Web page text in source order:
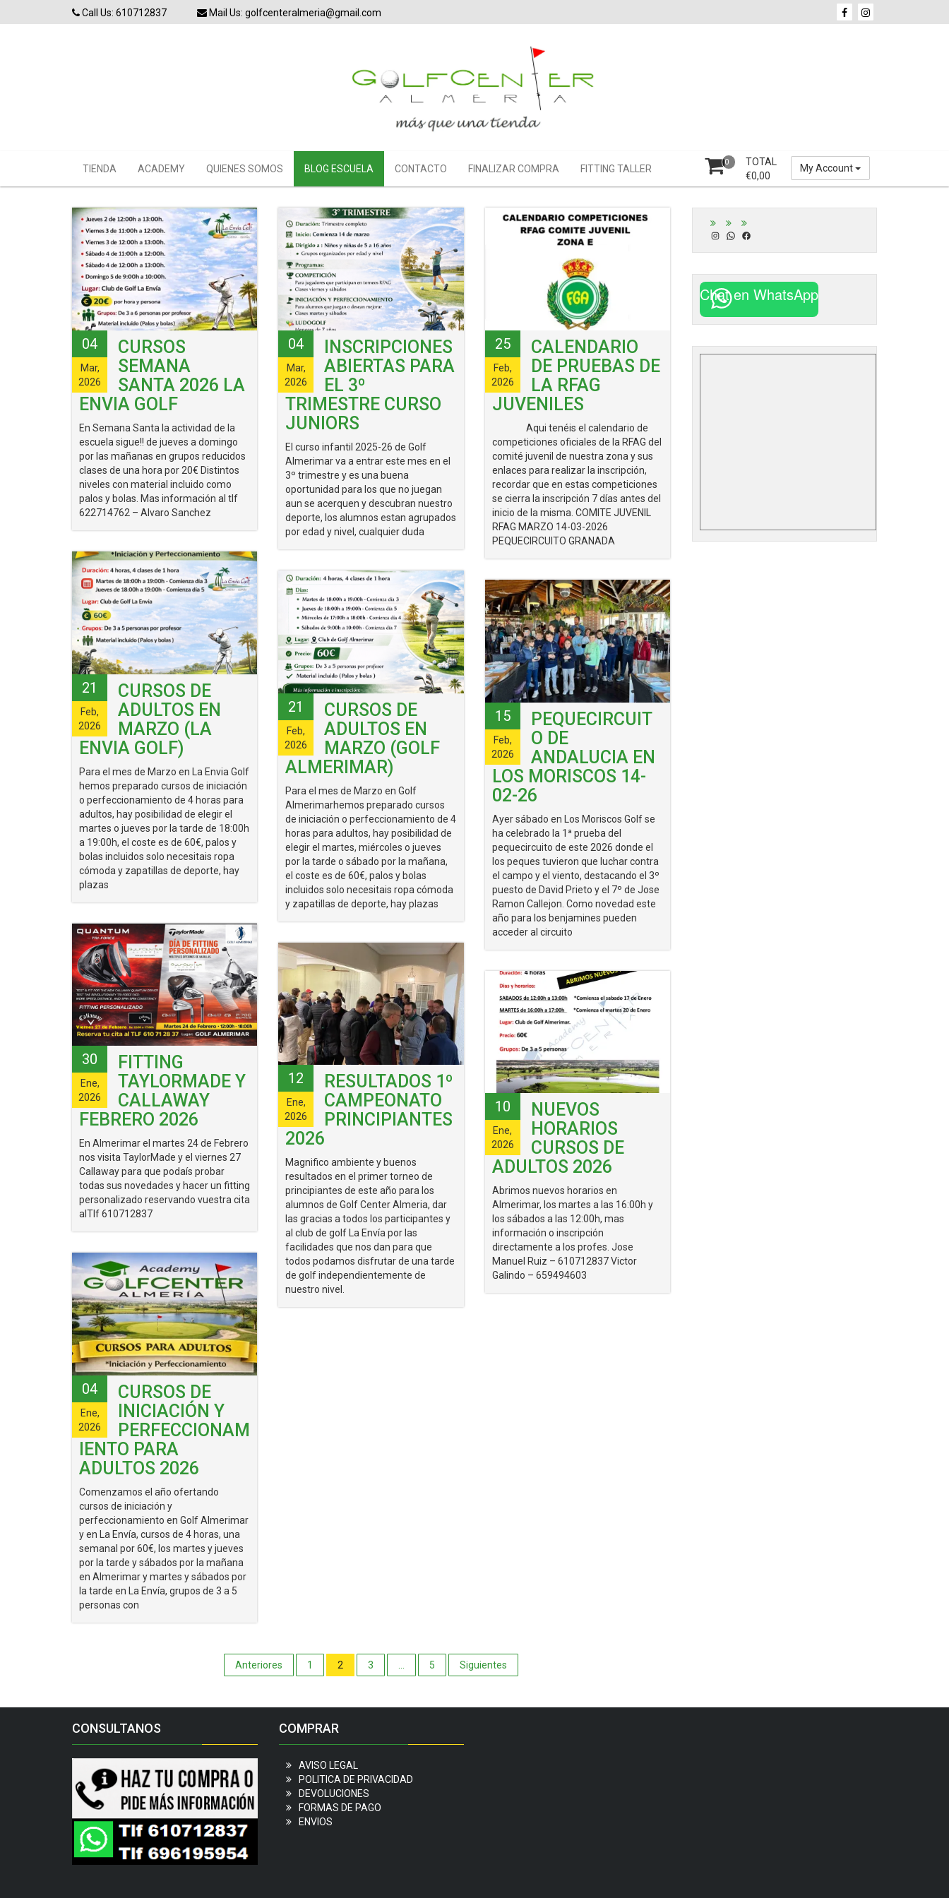
Call Us: 610712837 Mail Us: golfcenteralmeria@gmail.com
My Account
0
TOTAL
€0,00
TIENDA ACADEMY QUIENES SOMOS BLOG ESCUELA CONTACTO FINALIZAR COMPRA FITTING TALLER
04
Mar,
2026
CURSOS
SEMANA
SANTA 2026 LA
ENVIA GOLF
En Semana Santa la actividad de la
escuela sigue!! de jueves a domingo
por las mañanas en grupos reducidos
clases de una hora por 20€ Distintos
niveles con material incluido como
palos y bolas. Mas información al tlf
622714762 – Alvaro Sanchez
04
Mar,
2026
INSCRIPCIONES
ABIERTAS PARA
EL 3º
TRIMESTRE CURSO
JUNIORS
El curso infantil 2025-26 de Golf
Almerimar va a entrar este mes en el
3º trimestre y es una buena
oportunidad para los que no juegan
aun se acerquen y descubran nuestro
deporte, los alumnos estan agrupados
por edad y nivel, cualquier duda
25
Feb,
2026
CALENDARIO
DE PRUEBAS DE
LA RFAG
JUVENILES
Aqui tenéis el calendario de
competiciones oficiales de la RFAG del
comité juvenil de nuestra zona y sus
enlaces para realizar la inscripción,
recordar que en estas competiciones
se cierra la inscripción 7 días antes del
inicio de la misma. COMITE JUVENIL
RFAG MARZO 14-03-2026
PEQUECIRCUITO GRANADA
21
Feb,
2026
CURSOS DE
ADULTOS EN
MARZO (LA
ENVIA GOLF)
Para el mes de Marzo en La Envia Golf
hemos preparado cursos de iniciación
o perfeccionamiento de 4 horas para
adultos, hay posibilidad de elegir el
martes o jueves por la tarde de 18:00h
a 19:00h, el coste es de 60€, palos y
bolas incluidos solo necesitais ropa
cómoda y zapatillas de deporte, hay
plazas
21
Feb,
2026
CURSOS DE
ADULTOS EN
MARZO (GOLF
ALMERIMAR)
Para el mes de Marzo en Golf
Almerimarhemos preparado cursos
de iniciación o perfeccionamiento de 4
horas para adultos, hay posibilidad de
elegir el martes, miércoles o jueves
por la tarde o sábado por la mañana,
el coste es de 60€, palos y bolas
incluidos solo necesitais ropa cómoda
y zapatillas de deporte, hay plazas
15
Feb,
2026
PEQUECIRCUIT
O DE
ANDALUCIA EN
LOS MORISCOS 14-
02-26
Ayer sábado en Los Moriscos Golf se
ha celebrado la 1ª prueba del
pequecircuito de este 2026 donde el
los peques tuvieron que luchar contra
el campo y el viento, destacando el 3º
puesto de David Prieto y el 7º de Jose
Ramon Callejon. Como novedad este
año para los benjamines pueden
acceder al circuito
30
Ene,
2026
FITTING
TAYLORMADE Y
CALLAWAY
FEBRERO 2026
En Almerimar el martes 24 de Febrero
nos visita TaylorMade y el viernes 27
Callaway para que podaís probar
todas sus novedades y hacer un fitting
personalizado reservando vuestra cita
alTlf 610712837
12
Ene,
2026
RESULTADOS 1º
CAMPEONATO
PRINCIPIANTES
2026
Magnifico ambiente y buenos
resultados en el primer torneo de
principiantes de este año para los
alumnos de Golf Center Almeria, dar
las gracias a todos los participantes y
al club de golf La Envía por las
facilidades que nos dan para que
todos podamos disfrutar de una tarde
de golf independientemente de
nuestro nivel.
10
Ene,
2026
NUEVOS
HORARIOS
CURSOS DE
ADULTOS 2026
Abrimos nuevos horarios en
Almerimar, los martes a las 16:00h y
los sábados a las 12:00h, mas
información o inscripción
directamente a los profes. Jose
Manuel Ruiz – 610712837 Victor
Galindo – 659494603
04
Ene,
2026
CURSOS DE
INICIACIÓN Y
PERFECCIONAM
IENTO PARA
ADULTOS 2026
Comenzamos el año ofertando
cursos de iniciación y
perfeccionamiento en Golf Almerimar
y en La Envía, cursos de 4 horas, una
semanal por 60€, los martes y jueves
por la tarde y sábados por la mañana
en Almerimar y martes y sábados por
la tarde en La Envía, grupos de 3 a 5
personas con
Paginación
entradas
Anteriores 1 2 3 5 Siguientes
Instagram
WhatsApp
Facebook
Chat en WhatsApp
CONSULTANOS COMPRAR
AVISO LEGAL
POLITICA DE PRIVACIDAD
DEVOLUCIONES
FORMAS DE PAGO
ENVIOS